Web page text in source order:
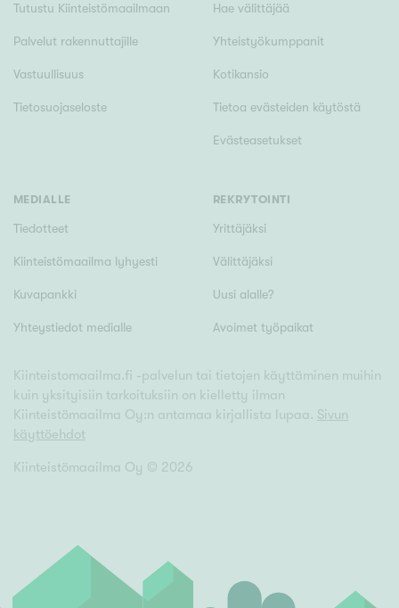
Uudiskohteet
Vain uudiskohteet Ei uudiskohteita
Arvokohteet
Ei arvokohteita
Ominaisuudet
Järvi- tai merinäköala
Maalämpö
Oma ranta
Oma sauna
Tutustu Kiinteistömaailmaan
Palvelut rakennuttajille
Vastuullisuus
Tietosuojaseloste
Hae välittäjää
Yhteistyökumppanit
Kotikansio
Tietoa evästeiden käytöstä
Evästeasetukset
MEDIALLE
Tiedotteet
Kiinteistömaailma lyhyesti
Kuvapankki
Yhteystiedot medialle
REKRYTOINTI
Yrittäjäksi
Välittäjäksi
Uusi alalle?
Avoimet työpaikat
Kiinteistomaailma.fi -palvelun tai tietojen käyttäminen muihin
kuin yksityisiin tarkoituksiin on kielletty ilman
Kiinteistömaailma Oy:n antamaa kirjallista lupaa. Sivun
käyttöehdot
Kiinteistömaailma Oy © 2026